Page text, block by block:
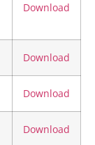
Download
Download
Download
Download